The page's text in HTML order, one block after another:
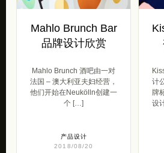
Mahlo Brunch Bar
品牌设计欣赏
Mahlo Brunch 酒吧由一对
法国 – 澳大利亚夫妇经营，
他们开始在Neukölln创建一
个 […]
产品设计
2018/08/20
计
牌
设